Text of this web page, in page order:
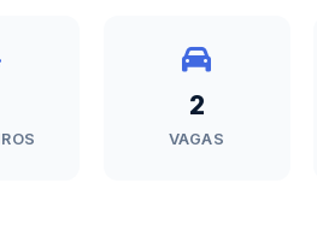
2
VAGAS